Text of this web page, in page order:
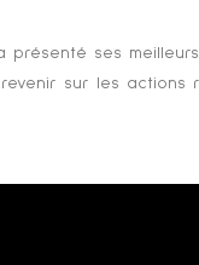
présenté ses
sur les actions